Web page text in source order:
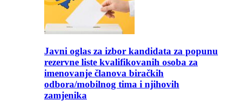
Javni oglas za izbor kandidata za popunu
rezervne liste kvalifikovanih osoba za
imenovanje članova biračkih
odbora/mobilnog tima i njihovih
zamjenika